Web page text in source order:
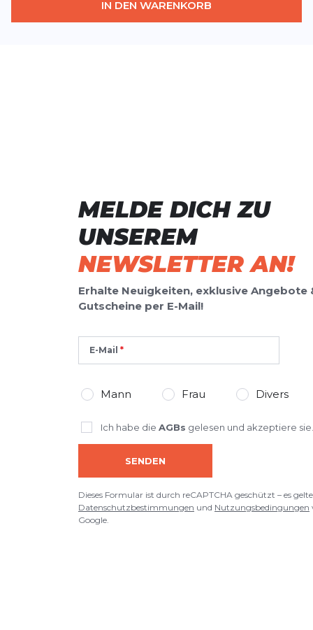
IN DEN WARENKORB
MELDE DICH ZU
UNSEREM
NEWSLETTER AN!
Erhalte Neuigkeiten, exklusive Angebote
Gutscheine per E-Mail!
E-Mail
Mann Frau Divers
Ich habe die AGBs gelesen und akzeptiere sie.
SENDEN
Dieses Formular ist durch reCAPTCHA geschützt – es
Datenschutzbestimmungen und Nutzungsbedingungen
Google.